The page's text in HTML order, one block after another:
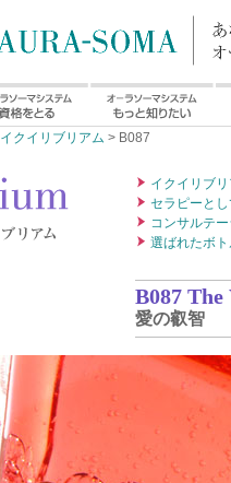
イクイリブリアム > B087
イクイリブ
セラピーと
コンサルテ
選ばれたボ
B087
愛の叡智